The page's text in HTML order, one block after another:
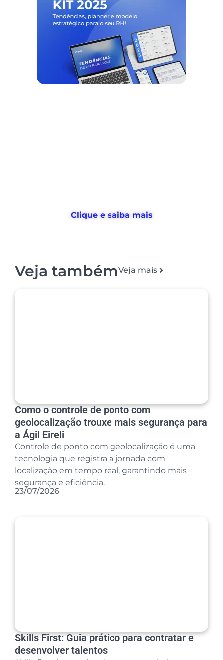
Clique e saiba mais
Veja tambémVeja mais
Como o controle de ponto com
geolocalização trouxe mais segurança para
a Ágil Eireli
Controle de ponto com geolocalização é uma
tecnologia que registra a jornada com
localização em tempo real, garantindo mais
segurança e eficiência.
23/07/2026
Skills First: Guia prático para contratar e
desenvolver talentos